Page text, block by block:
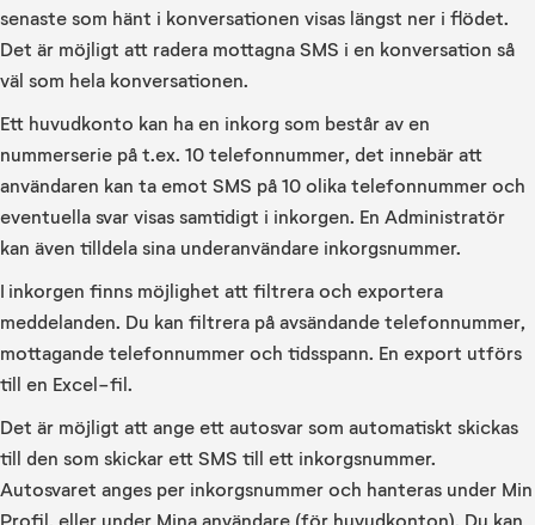
senaste som hänt i konversationen visas längst ner i flödet.
Det är möjligt att radera mottagna SMS i en konversation så
väl som hela konversationen.
Ett huvudkonto kan ha en inkorg som består av en
nummerserie på t.ex. 10 telefonnummer, det innebär att
användaren kan ta emot SMS på 10 olika telefonnummer och
eventuella svar visas samtidigt i inkorgen. En Administratör
kan även tilldela sina underanvändare inkorgsnummer.
I inkorgen finns möjlighet att filtrera och exportera
meddelanden. Du kan filtrera på avsändande telefonnummer,
mottagande telefonnummer och tidsspann. En export utförs
till en Excel-fil.
Det är möjligt att ange ett autosvar som automatiskt skickas
till den som skickar ett SMS till ett inkorgsnummer.
Autosvaret anges per inkorgsnummer och hanteras under Min
Profil, eller under Mina användare (för huvudkonton). Du kan